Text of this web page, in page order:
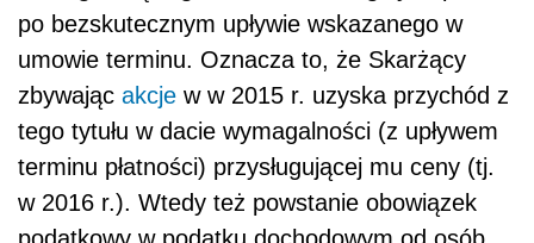
Nowelizacjaustawy o PITz 1
stycznia 2016 r.
Zdaniem Sądu, zasadnie też wskazuje strona
skarżąca na zmianę przepisu art. 17 ust. 1 pkt
6 u.p.d.f. oraz wprowadzenie do tej ustawy
przepisu art. 17 ust. 1ab, odpowiednio